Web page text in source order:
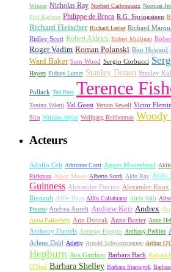
Winner Nicholas Ray Norbert Carbonnaux Norman
Phil Karlson Philippe de Broca R.G. Springsteen
Richard Fleischer Richard Lester Richard
Ridley Scott Robert Aldrich Robert Mulligan
Roger Vadim Roman Polanski Ron Howard
Ward Baker Sam Wood Sergio Corbucci
Hayers Sidney Lumet Stanley Donen Stanley
Pollack Ted Post Terence
Tonino Valerii Val Guest Vernon Sewell Victor
Sica William Wyler Wolfgang Reitherman Woody
Acteurs
Adolfo Celi Adrienne Corri Agnes Moorehead
Rickman Albert Moses Alberto Sordi Aldo Ray Aldo
Guinness Alexander Davion Alexander Knox
Rignault Alfie Bass Alfio Caltabiano Alida Valli
Pousse Andrea Aureli Andrew Keir Andrex
Anita Pallenberg Ann Dvorak Anne Baxter Anne
Anthony Daniels Anthony Higgins Anthony Perkins
Arlene Dahl Arletty Arnold Schwarzenegger Arthur
Hepburn Ava Gardner Barbara Bach Barbara
O'Neil Barbara Shelley Barbara Stanwyck